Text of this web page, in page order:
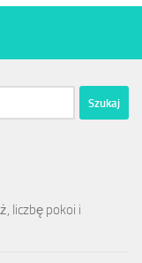
liczbę pokoi i